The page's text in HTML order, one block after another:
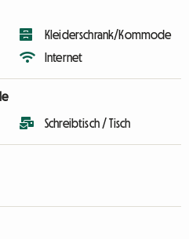
Kleiderschrank/Kommode
Internet
Schreibtisch / Tisch